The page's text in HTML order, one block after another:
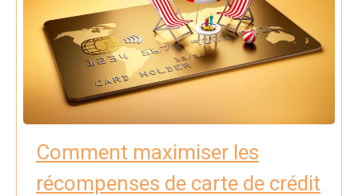
Comment maximiser les
récompenses de carte de crédit